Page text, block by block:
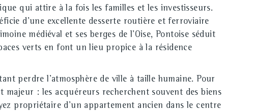
qui attire à la fois les familles et les investisseurs.
d'une excellente desserte routière et ferroviaire
médiéval et ses berges de l'Oise, Pontoise séduit
verts en font un lieu propice à la résidence
perdre l'atmosphère de ville à taille humaine. Pour
: les acquéreurs recherchent souvent des biens
propriétaire d'un appartement ancien dans le centre